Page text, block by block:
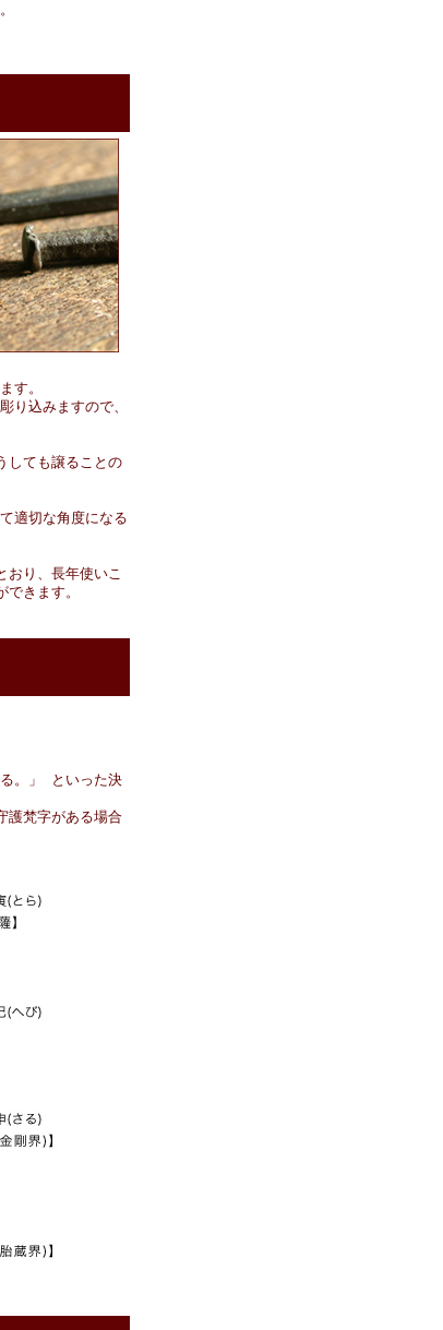
す。
り込みますので、
しても譲ることの
適切な角度になる
おり、長年使いこ
きます。
。」 といった決
護梵字がある場合